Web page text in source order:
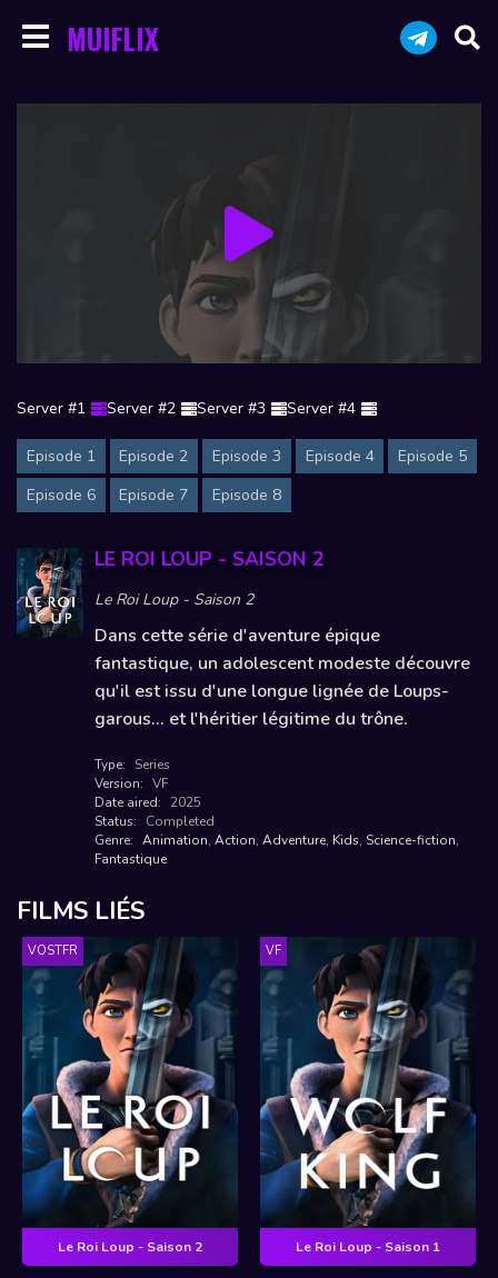
MUIFLIX
Server #1 Server #2 Server #3 Server #4
Episode 1 Episode 2 Episode 3 Episode 4
Episode 5
Episode 6
Episode 7 Episode 8
LE ROI LOUP - SAISON 2
Le Roi Loup - Saison 2
Dans cette série d'aventure épique
fantastique, un adolescent modeste découvre
qu'il est issu d'une longue lignée de Loups-
garous... et l'héritier légitime du trône.
Type:
Series
Version: VF
Date aired:
2025
Status:
Completed
Genre: Animation, Action, Adventure, Kids, Science-fiction,
Fantastique
FILMS LIÉS
VOSTFR
Le Roi Loup - Saison 2
VF
Le Roi Loup - Saison 1